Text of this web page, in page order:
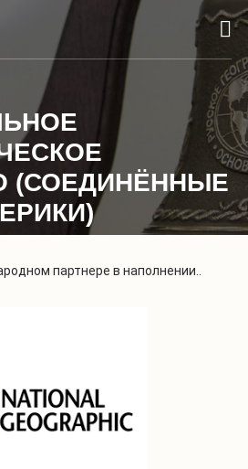
(СОЕДИНЁННЫЕ
партнере в наполнении..